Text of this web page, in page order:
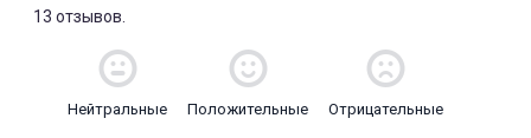
13 отзывов.
Нейтральные Положительные Отрицательные